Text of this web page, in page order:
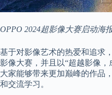
OPPO 2024超影像大赛启动海
基于对影像艺术的热爱和追求
影像大赛，并且以“超越影像，
大家能够带来更加巅峰的作品
和交流学习。